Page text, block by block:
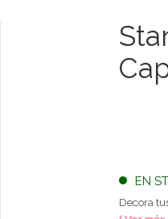
EN
Decora